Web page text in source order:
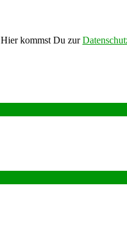
Hier kommst Du zur